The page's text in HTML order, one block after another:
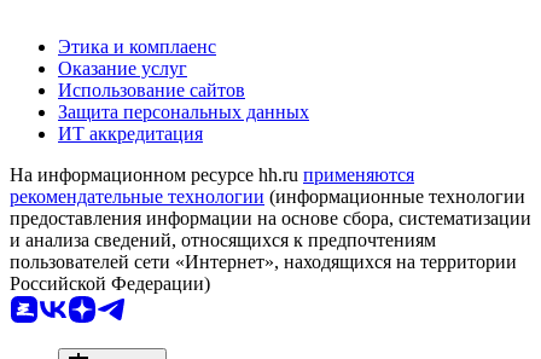
Этика и комплаенс
Оказание услуг
Использование сайтов
Защита персональных данных
ИТ аккредитация
На информационном ресурсе hh.ru применяются
рекомендательные технологии (информационные технологии
предоставления информации на основе сбора, систематизации
и анализа сведений, относящихся к предпочтениям
пользователей сети «Интернет», находящихся на территории
Российской Федерации)